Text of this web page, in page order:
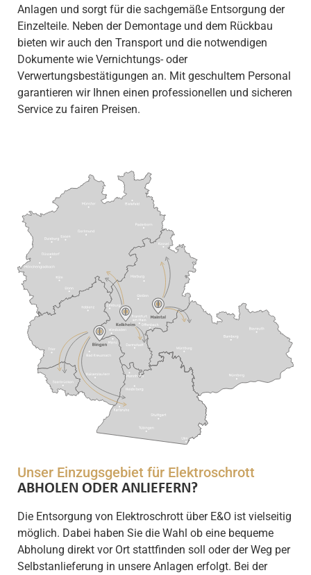
Anlagen und sorgt für die sachgemäße Entsorgung der
Einzelteile. Neben der Demontage und dem Rückbau
bieten wir auch den Transport und die notwendigen
Dokumente wie Vernichtungs- oder
Verwertungsbestätigungen an. Mit geschultem Personal
garantieren wir Ihnen einen professionellen und sicheren
Service zu fairen Preisen.
Unser Einzugsgebiet für Elektroschrott
ABHOLEN ODER ANLIEFERN?
Die Entsorgung von Elektroschrott über E&O ist vielseitig
möglich. Dabei haben Sie die Wahl ob eine bequeme
Abholung direkt vor Ort stattfinden soll oder der Weg per
Selbstanlieferung in unsere Anlagen erfolgt. Bei der